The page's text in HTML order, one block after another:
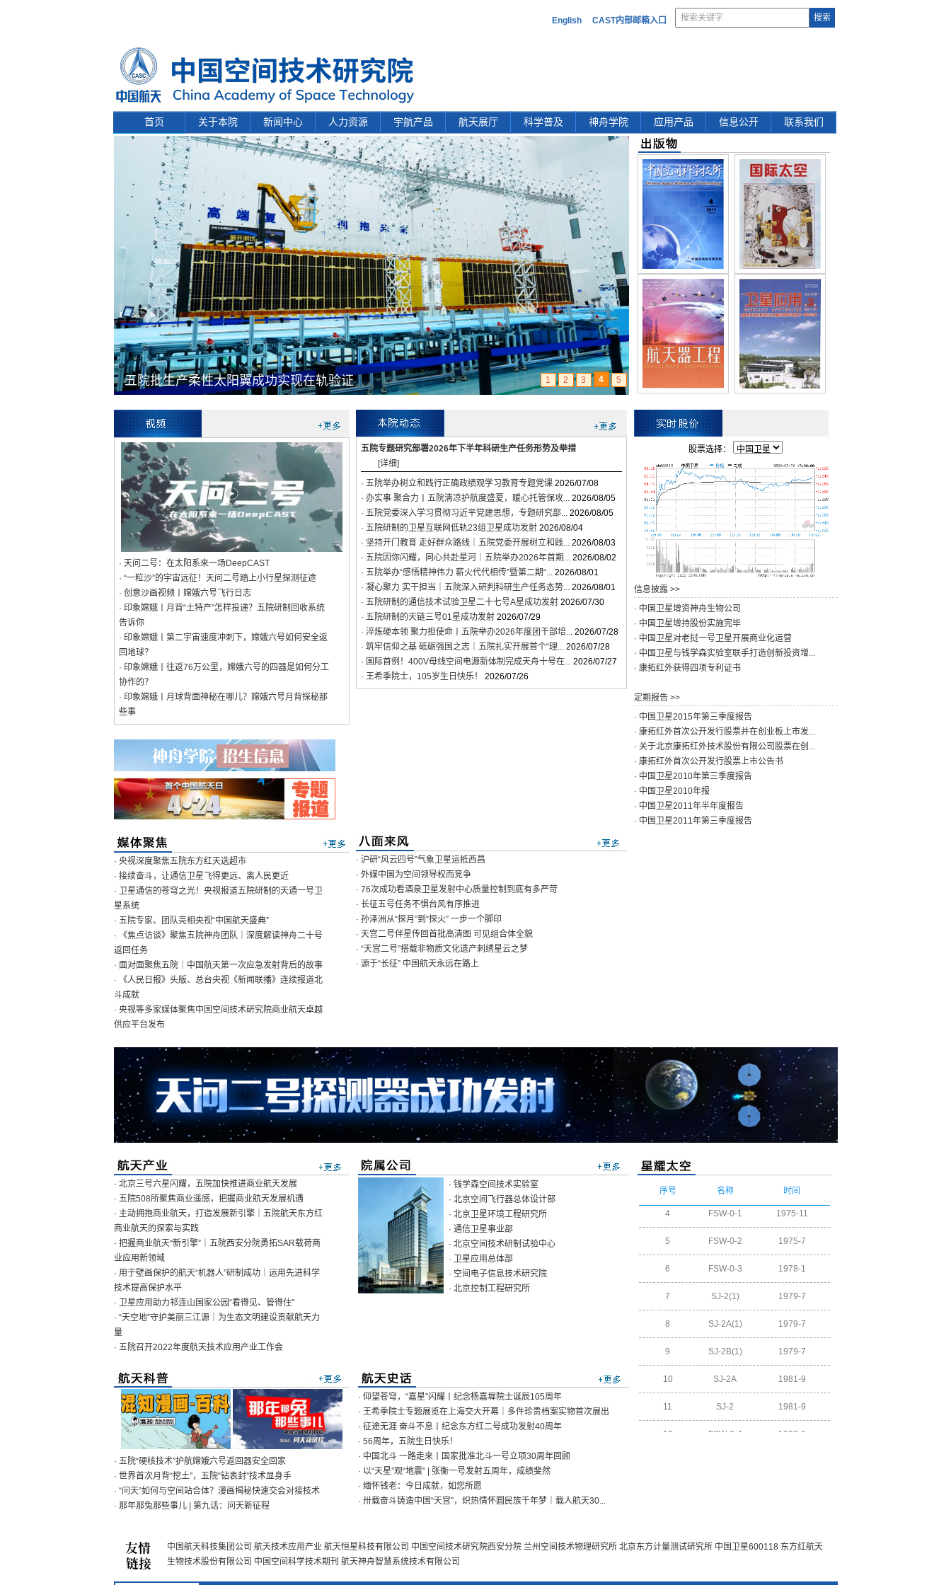
English CAST内部邮箱入口
首页 关于本院 新闻中心 人力资源 宇航产品 航天展厅 科学普及 神舟学院 应用产品 信息公开 联系我们
五院批生产柔性太阳翼成功实现在轨验证 神舟二十三号成功到站，再现“太空会师”名场面
1 2 3 4 5
· 天问二号：在太阳系来一场DeepCAST
· “一粒沙”的宇宙远征！天问二号踏上小行星探测征途
· 创意沙画视频丨嫦娥六号飞行日志
· 印象嫦娥丨月背“土特产”怎样投递？五院研制回收系统
告诉你
· 印象嫦娥丨第二宇宙速度冲刺下，嫦娥六号如何安全返
回地球？
· 印象嫦娥丨往返76万公里，嫦娥六号的四器是如何分工
协作的？
· 印象嫦娥丨月球背面神秘在哪儿？嫦娥六号月背探秘那
些事
五院专题研究部署2026年下半年科研生产任务形势及举措
[详细]
· 五院举办树立和践行正确政绩观学习教育专题党课2026/07/08
· 办实事 聚合力丨五院清凉护航度盛夏，暖心托管保攻...2026/08/05
· 五院党委深入学习贯彻习近平党建思想，专题研究部...2026/08/05
· 五院研制的卫星互联网低轨23组卫星成功发射2026/08/04
· 坚持开门教育 走好群众路线｜五院党委开展树立和践...2026/08/03
· 五院因你闪耀，同心共赴星河｜五院举办2026年首期...2026/08/02
· 五院举办“感悟精神伟力 薪火代代相传”暨第二期“...2026/08/01
· 凝心聚力 实干担当｜五院深入研判科研生产任务态势...2026/08/01
· 五院研制的通信技术试验卫星二十七号A星成功发射2026/07/30
· 五院研制的天链三号01星成功发射2026/07/29
· 淬炼硬本领 聚力担使命丨五院举办2026年度团干部培...2026/07/28
· 筑牢信仰之基 砥砺强国之志｜五院扎实开展首个“理...2026/07/28
· 国际首例！400V母线空间电源新体制完成天舟十号在...2026/07/27
· 王希季院士，105岁生日快乐！
2026/07/26
· 央视深度聚焦五院东方红天选超市
· 接续奋斗，让通信卫星飞得更远、离人民更近
· 卫星通信的苍穹之光！央视报道五院研制的天通一号卫
星系统
· 五院专家、团队亮相央视“中国航天盛典”
· 《焦点访谈》聚焦五院神舟团队｜深度解读神舟二十号
返回任务
· 面对面聚焦五院｜中国航天第一次应急发射背后的故事
· 《人民日报》头版、总台央视《新闻联播》连续报道北
斗成就
· 央视等多家媒体聚焦中国空间技术研究院商业航天卓越
供应平台发布
· 沪研“风云四号”气象卫星运抵西昌
· 外媒中国为空间领导权而竞争
· 76次成功看酒泉卫星发射中心质量控制到底有多严苛
· 长征五号任务不惧台风有序推进
· 孙泽洲从“探月”到“探火” 一步一个脚印
· 天宫二号伴星传回首批高清图 可见组合体全貌
· “天宫二号”搭载非物质文化遗产刺绣星云之梦
· 源于“长征” 中国航天永远在路上
股票选择：
信息披露 >>
· 中国卫星增资神舟生物公司
· 中国卫星增持股份实施完毕
· 中国卫星对老挝一号卫星开展商业化运营
· 中国卫星与钱学森实验室联手打造创新投资增...
· 康拓红外获得四项专利证书
定期报告 >>
· 中国卫星2015年第三季度报告
· 康拓红外首次公开发行股票并在创业板上市发...
· 关于北京康拓红外技术股份有限公司股票在创...
· 康拓红外首次公开发行股票上市公告书
· 中国卫星2010年第三季度报告
· 中国卫星2010年报
· 中国卫星2011年半年度报告
· 中国卫星2011年第三季度报告
· 北京三号六星闪耀，五院加快推进商业航天发展
· 五院508所聚焦商业遥感，把握商业航天发展机遇
· 主动拥抱商业航天，打造发展新引擎｜五院航天东方红
商业航天的探索与实践
· 把握商业航天“新引擎”｜五院西安分院勇拓SAR载荷商
业应用新领域
· 用于壁画保护的航天“机器人”研制成功｜运用先进科学
技术提高保护水平
· 卫星应用助力祁连山国家公园“看得见、管得住”
· “天空地”守护美丽三江源｜为生态文明建设贡献航天力
量
· 五院召开2022年度航天技术应用产业工作会
· 钱学森空间技术实验室
· 北京空间飞行器总体设计部
· 北京卫星环境工程研究所
· 通信卫星事业部
· 北京空间技术研制试验中心
· 卫星应用总体部
· 空间电子信息技术研究院
· 北京控制工程研究所
· 五院“硬核技术”护航嫦娥六号返回器安全回家
· 世界首次月背“挖土”，五院“钻表封”技术显身手
· “问天”如何与空间站合体？漫画揭秘快速交会对接技术
· 那年那兔那些事儿 | 第九话：问天新征程
· 仰望苍穹，“嘉星”闪耀丨纪念杨嘉墀院士诞辰105周年
· 王希季院士专题展览在上海交大开幕｜多件珍贵档案实物首次展出
· 征途无涯 奋斗不息丨纪念东方红二号成功发射40周年
· 56周年，五院生日快乐！
· 中国北斗 一路走来丨国家批准北斗一号立项30周年回顾
· 以“天星”观“地震” | 张衡一号发射五周年，成绩斐然
· 缅怀钱老：今日成就，如您所愿
· 卅载奋斗铸造中国“天宫”，炽热情怀圆民族千年梦｜载人航天30...
序号 名称 时间
5 FSW-0-2 1975-7
6 FSW-0-3 1978-1
7 SJ-2(1) 1979-7
8 SJ-2A(1) 1979-7
9 SJ-2B(1) 1979-7
10 SJ-2A 1981-9
11 SJ-2 1981-9
12 FSW-0-4 1982-9
17 FSW-0-7 1985-10
中国航天科技集团公司 航天技术应用产业 航天恒星科技有限公司 中国空间技术研究院西安分院 兰州空间技术物理研究所 北京东方计量测试研究所 中国卫星600118 东方红航天
生物技术股份有限公司 中国空间科学技术期刊 航天神舟智慧系统技术有限公司